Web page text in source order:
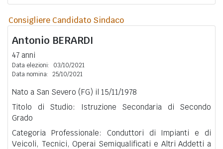
Consigliere Candidato Sindaco
Antonio BERARDI
47 anni
Data elezioni:
03/10/2021
Data nomina: 25/10/2021
Nato a San Severo (FG) il 15/11/1978
Titolo di Studio: Istruzione Secondaria di Secondo
Grado
Categoria Professionale: Conduttori di Impianti e di
Veicoli, Tecnici, Operai Semiqualificati e Altri Addetti a